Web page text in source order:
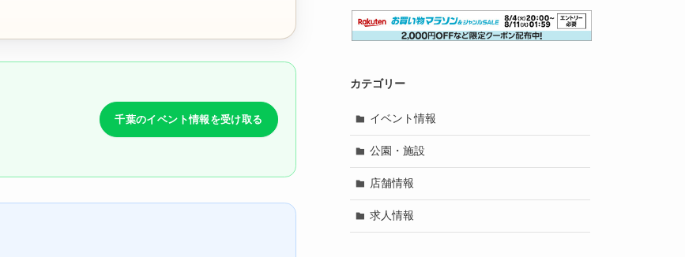
千葉のイベント情報を受け取る
カテゴリー
イベント情報
公園・施設
店舗情報
求人情報